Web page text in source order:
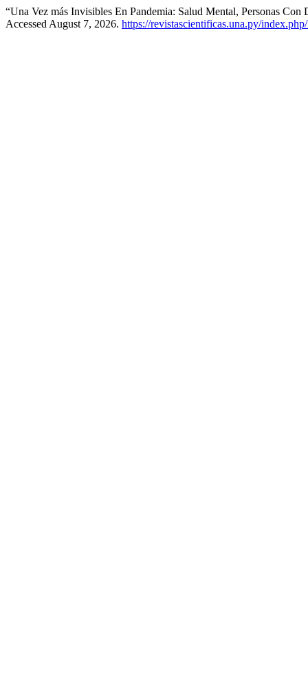
“Una Vez más Invisibles En Pandemia: Salud Mental, Personas
Accessed August 7, 2026. https://revistascientificas.una.py/